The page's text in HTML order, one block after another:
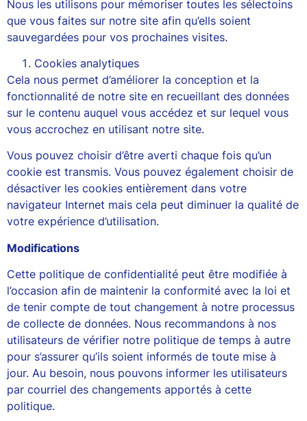
Nous les utilisons pour mémoriser toutes les sélectoins
que vous faites sur notre site afin qu’ells soient
sauvegardées pour vos prochaines visites.
Cookies analytiques
Cela nous permet d’améliorer la conception et la
fonctionnalité de notre site en recueillant des données
sur le contenu auquel vous accédez et sur lequel vous
vous accrochez en utilisant notre site.
Vous pouvez choisir d’être averti chaque fois qu’un
cookie est transmis. Vous pouvez également choisir de
désactiver les cookies entièrement dans votre
navigateur Internet mais cela peut diminuer la qualité de
votre expérience d’utilisation.
Modifications
Cette politique de confidentialité peut être modifiée à
l’occasion afin de maintenir la conformité avec la loi et
de tenir compte de tout changement à notre processus
de collecte de données. Nous recommandons à nos
utilisateurs de vérifier notre politique de temps à autre
pour s’assurer qu’ils soient informés de toute mise à
jour. Au besoin, nous pouvons informer les utilisateurs
par courriel des changements apportés à cette
politique.